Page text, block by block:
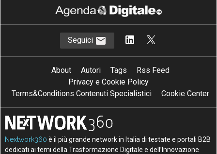
Seguici
About Autori Tags
Rss Feed
Privacy e Cookie Policy
Terms&Conditions Contenuti Specialistici
Cookie Center
Nextwork360 è il più grande network in Italia di testate e portali B2B
dedicati ai temi della Trasformazione Digitale e dell’Innovazione